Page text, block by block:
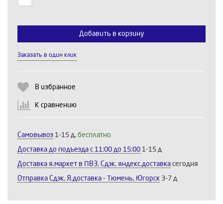
Добавить в корзину
Заказать в один клик
В избранное
К сравнению
Самовывоз 1-15 д, бесплатно
Доставка до подъезда c 11:00 до 15:00 1-15 д
Доставка я.маркет в ПВЗ, Сдэк, яндекс.доставка сегодня
Отправка Сдэк, Я.доставка - Тюмень, Югорск 3-7 д